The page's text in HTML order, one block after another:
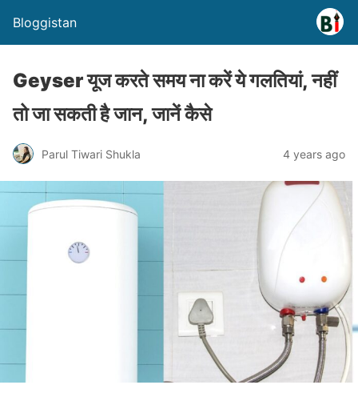
Bloggistan
Geyser यूज करते समय ना करें ये गलतियां, नहीं
तो जा सकती है जान, जानें कैसे
Parul Tiwari Shukla 4 years ago